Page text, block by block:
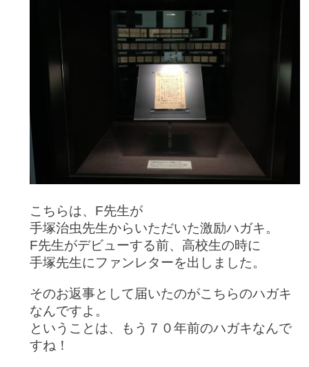
こちらは、F先生が
手塚治虫先生からいただいた激励ハガキ。
F先生がデビューする前、高校生の時に
手塚先生にファンレターを出しました。
そのお返事として届いたのがこちらのハガキ
なんですよ。
ということは、もう ７０年前のハガキなんで
すね！